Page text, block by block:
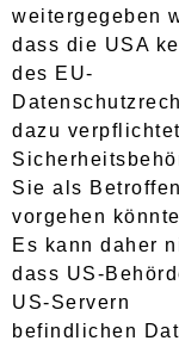
weitergegeben
dass die USA
des EU-
dazu
Sie als
vorgehen
Es kann daher
dass US-
US-Servern
befindlichen